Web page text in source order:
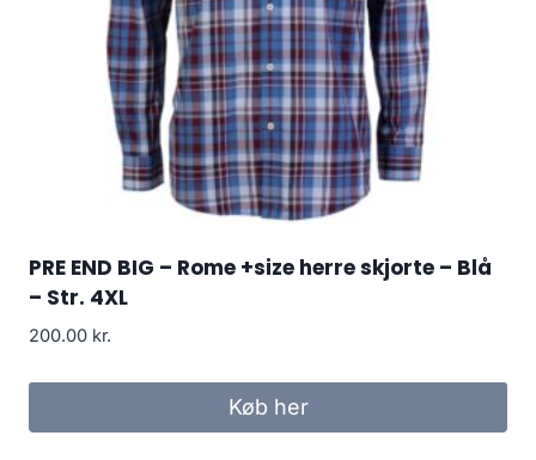
PRE END BIG – Rome +size herre skjorte – Blå
– Str. 4XL
200.00 kr.
Køb her